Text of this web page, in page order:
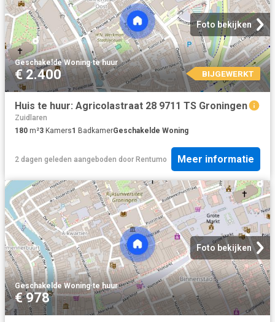
Foto bekijken
Geschakelde Woning·te huur
€ 2.400 BIJGEWERKT
Huis te huur: Agricolastraat 28 9711 TS Groningen
Zuidlaren
180 m²3 Kamers1 BadkamerGeschakelde Woning
2 dagen geleden aangeboden door Rentumo Meer informatie
Foto bekijken
Geschakelde Woning·te huur
€ 978